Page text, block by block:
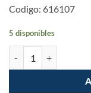
Codigo: 616107
5 disponibles